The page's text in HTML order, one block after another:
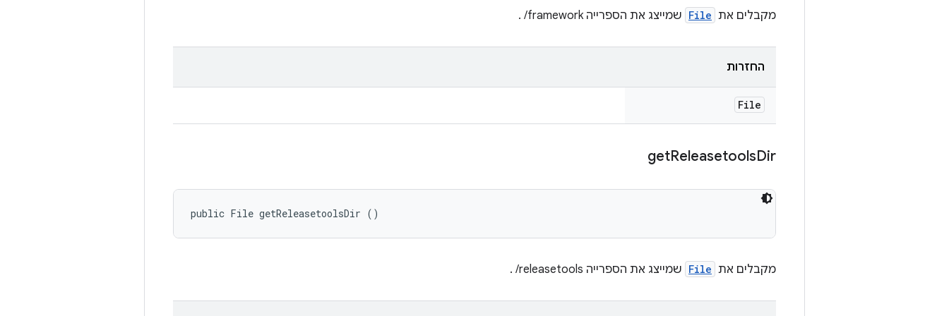
מקבלים את File שמייצג את הספרייה ‎ /framework.
החזרות
File
getReleasetoolsDir
public File getReleasetoolsDir ()
מקבלים את File שמייצג את הספרייה ‎ /releasetools.